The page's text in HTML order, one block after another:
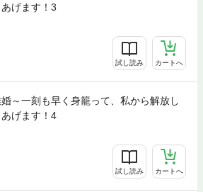
げます！3
試し読み カートへ
～一刻も早く身籠って、私から解放し
げます！4
試し読み カートへ